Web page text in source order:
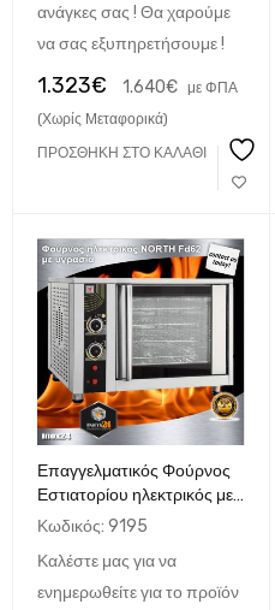
ανάγκες σας ! Θα χαρούμε
να σας εξυπηρετήσουμε !
1.323€ 1.640€ με ΦΠΑ
(Χωρίς Μεταφορικά)
ΠΡΟΣΘΉΚΗ ΣΤΟ ΚΑΛΆΘΙ
Επαγγελματικός Φούρνος
Εστιατορίου ηλεκτρικός με
αέρα NORTH FD62 με
40x60)
Κωδικός: 9195
Καλέστε μας για να
ενημερωθείτε για το προϊόν